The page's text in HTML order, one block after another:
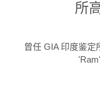
所
曾任 GIA 印度鉴定